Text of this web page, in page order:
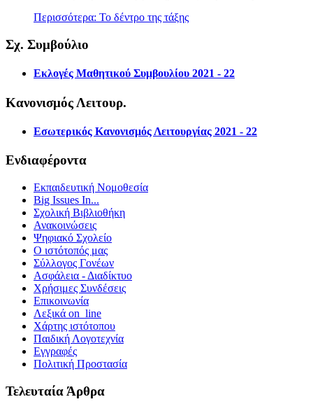
Περισσότερα: Το δέντρο της τάξης
Σχ. Συμβούλιο
Εκλογές Μαθητικού Συμβουλίου 2021 - 22
Κανονισμός Λειτουρ.
Εσωτερικός Κανονισμός Λειτουργίας 2021 - 22
Ενδιαφέροντα
Εκπαιδευτική Νομοθεσία
Big Issues In...
Σχολική Βιβλιοθήκη
Ανακοινώσεις
Ψηφιακό Σχολείο
Ο ιστότοπός μας
Σύλλογος Γονέων
Ασφάλεια - Διαδίκτυο
Χρήσιμες Συνδέσεις
Επικοινωνία
Λεξικά on_line
Χάρτης ιστότοπου
Παιδική Λογοτεχνία
Εγγραφές
Πολιτική Προστασία
Τελευταία Άρθρα